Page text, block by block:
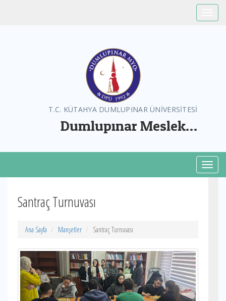
T.C. KÜTAHYA DUMLUPINAR ÜNİVERSİTESİ
Dumlupınar Meslek
Santraç Turnuvası
Ana Sayfa Manşetler Santraç Turnuvası